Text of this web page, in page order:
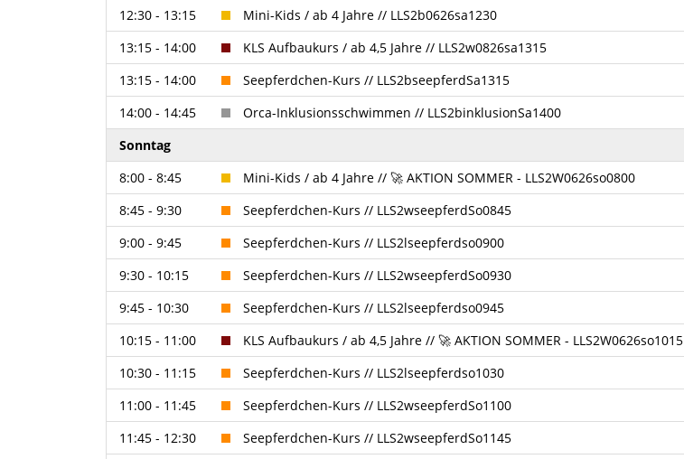
12:30 - 13:15
Mini-Kids / ab 4 Jahre // LLS2b0626sa1230
13:15 - 14:00
KLS Aufbaukurs / ab 4,5 Jahre // LLS2w0826sa1315
13:15 - 14:00
Seepferdchen-Kurs // LLS2bseepferdSa1315
14:00 - 14:45
Orca-Inklusionsschwimmen // LLS2binklusionSa1400
Sonntag
8:00 - 8:45
Mini-Kids / ab 4 Jahre // 🚀 AKTION SOMMER - LLS2W0626so0800
8:45 - 9:30
Seepferdchen-Kurs // LLS2wseepferdSo0845
9:00 - 9:45
Seepferdchen-Kurs // LLS2lseepferdso0900
9:30 - 10:15
Seepferdchen-Kurs // LLS2wseepferdSo0930
9:45 - 10:30
Seepferdchen-Kurs // LLS2lseepferdso0945
10:15 - 11:00
KLS Aufbaukurs / ab 4,5 Jahre // 🚀 AKTION SOMMER - LLS2W0626so1015
10:30 - 11:15
Seepferdchen-Kurs // LLS2lseepferdso1030
11:00 - 11:45
Seepferdchen-Kurs // LLS2wseepferdSo1100
11:45 - 12:30
Seepferdchen-Kurs // LLS2wseepferdSo1145